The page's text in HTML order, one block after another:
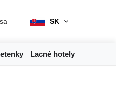
SK
Lacné hotely